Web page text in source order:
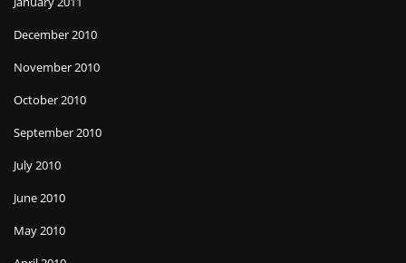
December 2010
November 2010
October 2010
September 2010
July 2010
June 2010
May 2010